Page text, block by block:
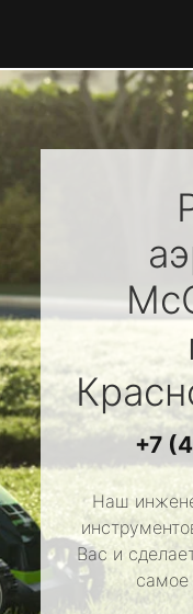
+7
Наш
Вас и